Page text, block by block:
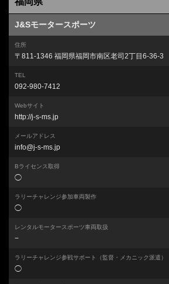
J&Sモータースポーツ
住所
〒811-1346 福岡県福岡市南区老司2丁目6-36-3
TEL
092-980-7412
Webサイト
http://j-s-ms.jp
メールアドレス
info@j-s-ms.jp
Bライセンス取得
◯
ラリーチャレンジ参加車両製作
◯
レンタルモータースポーツ車両取扱
−
ラリーチャレンジ参戦サポート （監督・メカニック派遣）
◯